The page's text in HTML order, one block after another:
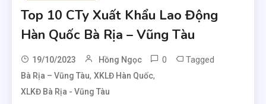
Top 10 CTy Xuất Khẩu Lao Động
Hàn Quốc Bà Rịa – Vũng Tàu
19/10/2023 Hồng Ngọc 0 Tagged
Bà Rịa – Vũng Tàu,XKLĐ Hàn Quốc,
XLKĐ Bà Rịa - Vũng Tàu